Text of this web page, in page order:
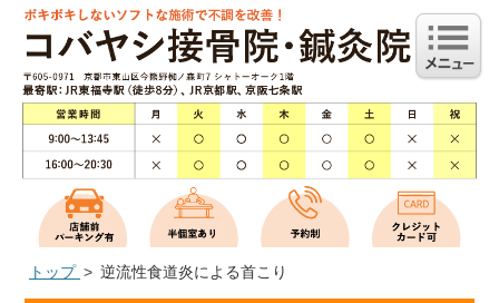
トップ 逆流性食道炎による首こり